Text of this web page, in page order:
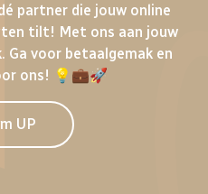
partner die jouw online
tilt! Met ons aan jouw
Ga voor betaalgemak en
ons! 💡💼🚀
UP